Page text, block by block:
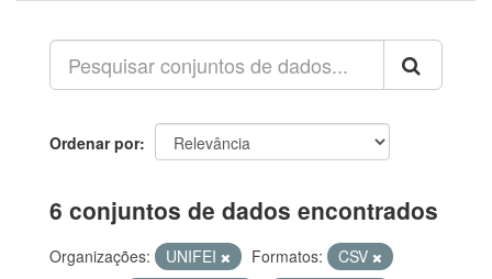
Ordenar por
6 conjuntos de dados encontrados
Organizações: UNIFEI Formatos:
CSV